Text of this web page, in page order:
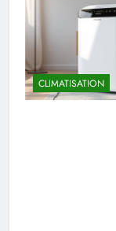
CLIMATISATION